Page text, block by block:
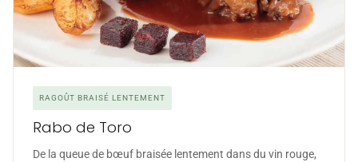
RAGOÛT BRAISÉ LENTEMENT
Rabo de Toro
De la queue de bœuf braisée lentement dans du vin rouge,